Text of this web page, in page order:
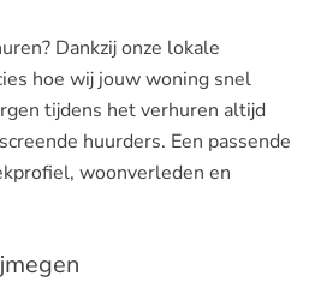
Dankzij onze lokale
hoe wij jouw woning snel
tijdens het verhuren altijd
huurders. Een passende
woonverleden en